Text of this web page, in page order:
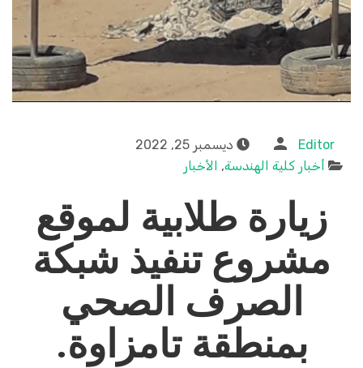
Editor
ديسمبر 25, 2022
أخبار كلية الهندسة, الأخبار
زيارة طلابية لموقع
مشروع تنفيذ شبكة
الصرف الصحي
بمنطقة تامزاوة.